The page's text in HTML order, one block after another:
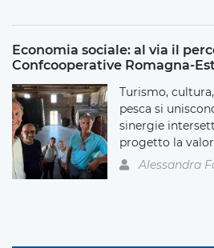
Economia sociale: al via il
Confcooperative Romagna-
Turismo,
pesca si
sinergie
progetto la
Alessandra